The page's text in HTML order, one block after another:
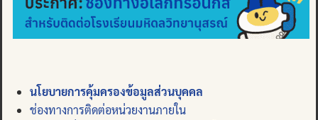
นโยบายการคุ้มครองข้อมูลส่วนบุคคล
ช่องทางการติดต่อหน่วยงานภายใน